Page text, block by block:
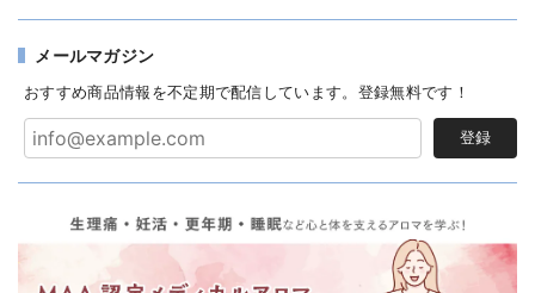
メールマガジン
おすすめ商品情報を不定期で配信しています。登録無料です！
登録